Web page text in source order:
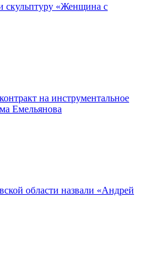
скульптуру «Женщина с
на инструментальное
Емельянова
области назвали «Андрей